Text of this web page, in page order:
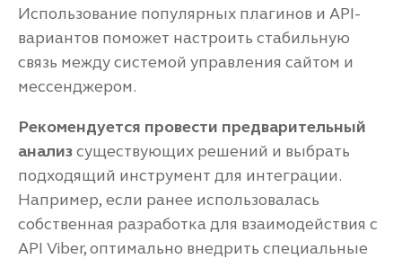
Использование популярных плагинов и API-
вариантов поможет настроить стабильную
связь между системой управления сайтом и
мессенджером.
Рекомендуется провести предварительный
анализсуществующих решений и выбрать
подходящий инструмент для интеграции.
Например, если ранее использовалась
собственная разработка для взаимодействия с
API Viber, оптимально внедрить специальные